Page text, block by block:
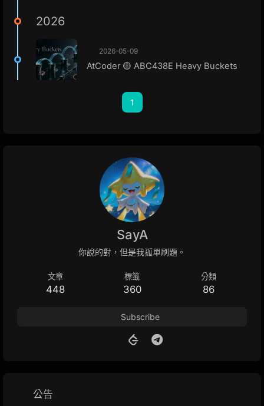
2026
2026-05-09
AtCoder 🟡 ABC438E Heavy Buckets
1
SayA
你說的對，但是我孤單刷題。
文章
448
標籤
360
分類
86
Subscribe
公告